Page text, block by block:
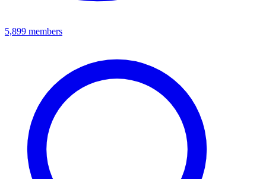
5,899 members